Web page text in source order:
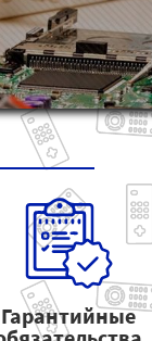
Гарантийные